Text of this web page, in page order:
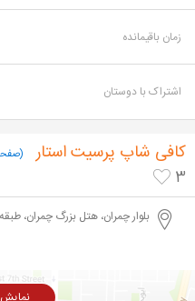
زمان باقیمانده
اشتراک با دوستان
کافی شاپ پرسیت استار
3
بلوار چمران، هتل بزرگ چمران، طبقه
نمایش روی نقشه